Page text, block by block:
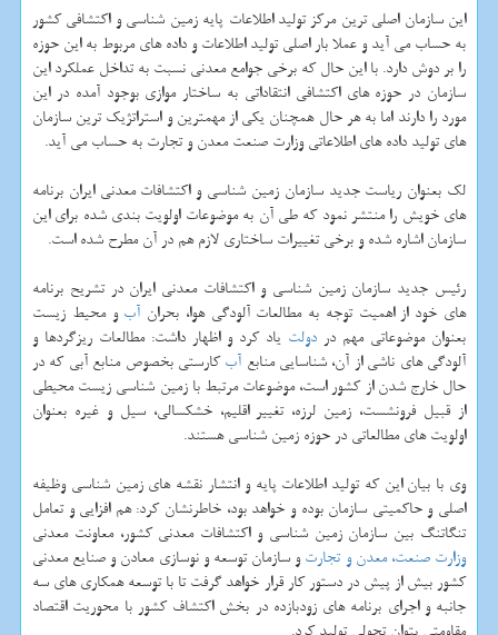
این سازمان اصلی ترین مركز تولید اطلاعات پایه زمین شناسی و اكتشافی كشور
به حساب می آید و عملا بار اصلی تولید اطلاعات و داده های مربوط به این حوزه
را بر دوش دارد. با این حال كه برخی جوامع معدنی نسبت به تداخل عملكرد این
سازمان در حوزه های اكتشافی انتقاداتی به ساختار موازی بوجود آمده در این
مورد را دارند اما به هر حال همچنان یكی از مهمترین و استراتژیك ترین سازمان
های تولید داده های اطلاعاتی وزارت صنعت معدن و تجارت به حساب می آید.
لك بعنوان ریاست جدید سازمان زمین شناسی و اكتشافات معدنی ایران برنامه
های خویش را منتشر نمود كه طی آن به موضوعات اولویت بندی شده برای این
سازمان اشاره شده و برخی تغییرات ساختاری لازم هم در آن مطرح شده است.
رئیس جدید سازمان زمین شناسی و اكتشافات معدنی ایران در تشریح برنامه
های خود از اهمیت توجه به مطالعات آلودگی هوا، بحران آب و محیط زیست
بعنوان موضوعاتی مهم در دولت یاد كرد و اظهار داشت: مطالعات ریزگردها و
آلودگی های ناشی از آن، شناسایی منابع آبكارستی بخصوص منابع آبی كه در
حال خارج شدن از كشور است، موضوعات مرتبط با زمین شناسی زیست محیطی
از قبیل فرونشست، زمین لرزه، تغییر اقلیم، خشكسالی، سیل و غیره بعنوان
اولویت های مطالعاتی در حوزه زمین شناسی هستند.
وی با بیان این كه تولید اطلاعات پایه و انتشار نقشه های زمین شناسی وظیفه
اصلی و حاكمیتی سازمان بوده و خواهد بود، خاطرنشان كرد: هم افزایی و تعامل
تنگاتنگ بین سازمان زمین شناسی و اكتشافات معدنی كشور، معاونت معدنی
وزارت صنعت، معدن و تجارتو سازمان توسعه و نوسازی معادن و صنایع معدنی
كشور بیش از پیش در دستور كار قرار خواهد گرفت تا با توسعه همكاری های سه
جانبه و اجرای برنامه های زودبازده در بخش اكتشاف كشور با محوریت اقتصاد